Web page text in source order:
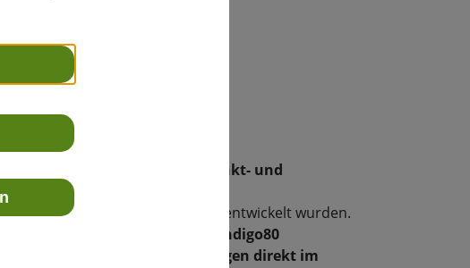
Industrieanwendungen
tragbare Taupunkt- und
, die speziell für
und Feldkalibrierungen
entwickelt wurden.
tragbaren Anzeigegerät Indigo80
präzise und zuverlässige Messungen direkt im